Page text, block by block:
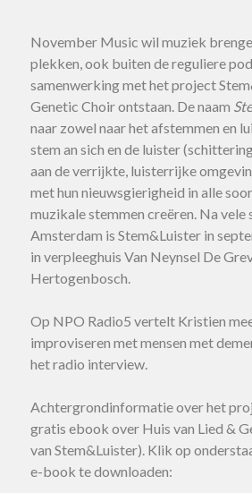
November Music wil muziek
plekken, ook buiten de reguliere
samenwerking met het project
Genetic Choir ontstaan. De naam
naar zowel naar het afstemmen en
stem an sich en de luister
aan de verrijkte, luisterrijke
met hun nieuwsgierigheid in alle
muzikale stemmen creëren. Na vele
Amsterdam is Stem&Luister in
in verpleeghuis Van Neynsel De
Hertogenbosch.
Op NPO Radio5 vertelt Kristien
improviseren met mensen met
het radio interview.
Achtergrondinformatie over het
gratis ebook over Huis van Lied &
van Stem&Luister). Klik op
e-book te downloaden: